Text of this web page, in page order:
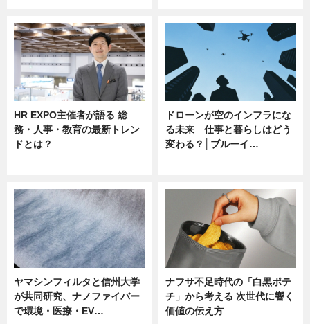
HR EXPO主催者が語る 総
務・人事・教育の最新トレン
ドとは？
ドローンが空のインフラにな
る未来 仕事と暮らしはどう
変わる？│ブルーイ…
ヤマシンフィルタと信州大学
が共同研究、ナノファイバー
で環境・医療・EV…
ナフサ不足時代の「白黒ポテ
チ」から考える 次世代に響く
価値の伝え方